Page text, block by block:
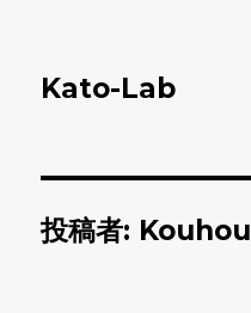
Kato-Lab
投稿者: Kouhou